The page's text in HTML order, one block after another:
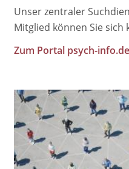
Unser zentraler
Mitglied können Sie
Zum Portal psych-info.de